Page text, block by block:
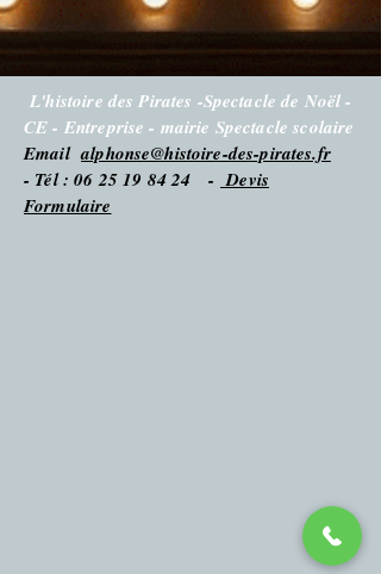
L'histoire des Pirates -Spectacle de Noël -
CE - Entreprise - mairie Spectacle scolaire
Emailalphonse@histoire-des-pirates.fr
- Tél : 06 25 19 84 24 - Devis
Formulaire